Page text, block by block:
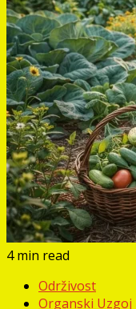
4 min read
Održivost
Organski Uzgoj